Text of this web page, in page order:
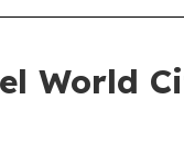
World